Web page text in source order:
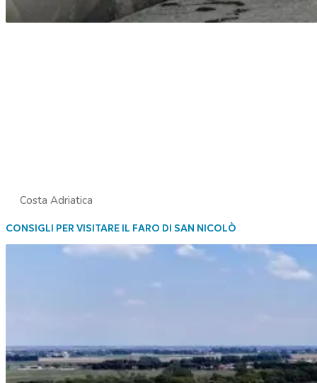
Costa Adriatica
CONSIGLI PER VISITARE IL FARO DI SAN NICOLÒ